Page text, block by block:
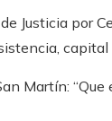
Justicia por
capital
Martín: “Que